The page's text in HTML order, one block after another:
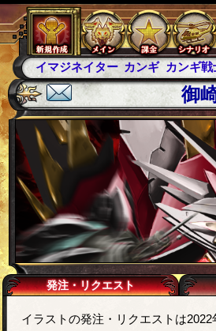
イマジネイター カンギ カンギ戦
御
発注・リクエスト
イラストの発注・リクエストは